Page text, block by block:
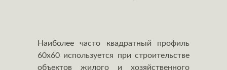
Наиболее часто квадратный профиль
60х60 используется при строительстве
объектов жилого и хозяйственного